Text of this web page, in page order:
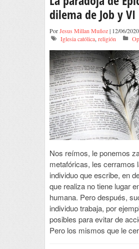
dilema de Job y VI
PorJesus Millan Muñoz| 12/06/2020
Iglesia católica,religión
Nos reímos, le ponemos
metafóricas, les cerramos
individuo que escribe, en
que realiza no tiene lugar
humana. Pero después,
individuo trabaja, por
posibles para evitar de
Pero los mismos que le